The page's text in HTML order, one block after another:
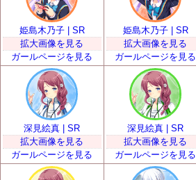
姫島木乃子 | SR
拡大画像を見る
ガールページを見る
姫島木乃子 | SR
拡大画像を見る
ガールページを見る
深見絵真 | SR
拡大画像を見る
ガールページを見る
深見絵真 | SR
拡大画像を見る
ガールページを見る